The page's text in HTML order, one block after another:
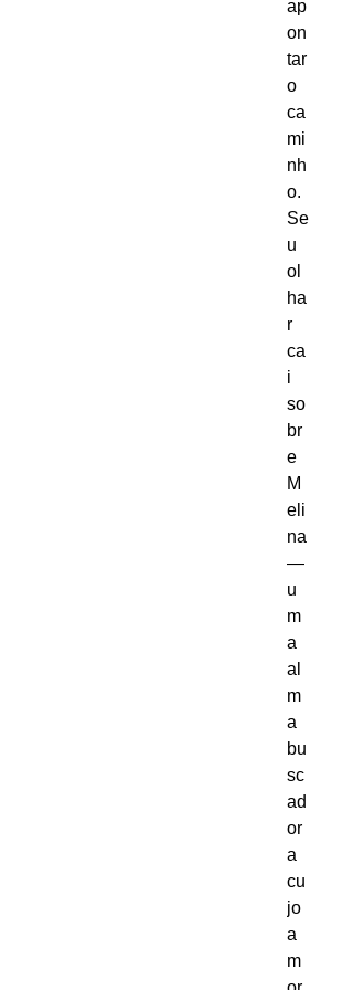
ap
on
tar
o
ca
mi
nh
o.
Se
u
ol
ha
r
ca
i
so
br
e
M
eli
na
—
u
m
a
al
m
a
bu
sc
ad
or
a
cu
jo
a
m